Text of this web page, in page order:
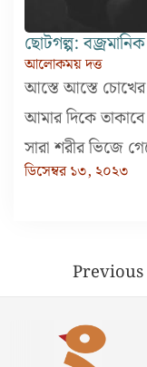
ছোটগল্প: বজ্রমানিক
আলোকময় দত্ত
আস্তে আস্তে
আমার দিকে
সারা শরীর ভিজে
ডিসেম্বর ১৩, ২০২৩
Previous